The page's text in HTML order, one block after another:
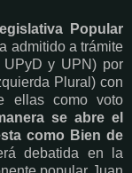
Popular
admitido a trámite
UPyD y UPN) por
Plural) con
ellas como voto
se abre el
como Bien de
debatida en la